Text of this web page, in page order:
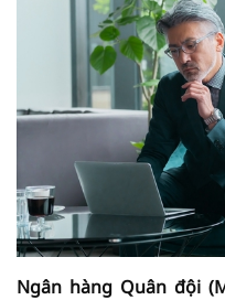
Ngân hàng Quân đội